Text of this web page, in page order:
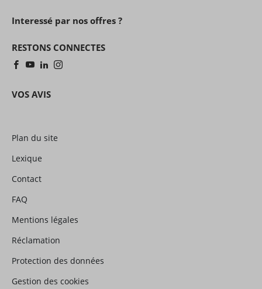
Interessé par nos offres ?
RESTONS CONNECTES
VOS AVIS
Plan du site
Lexique
Contact
FAQ
Mentions légales
Réclamation
Protection des données
Gestion des cookies